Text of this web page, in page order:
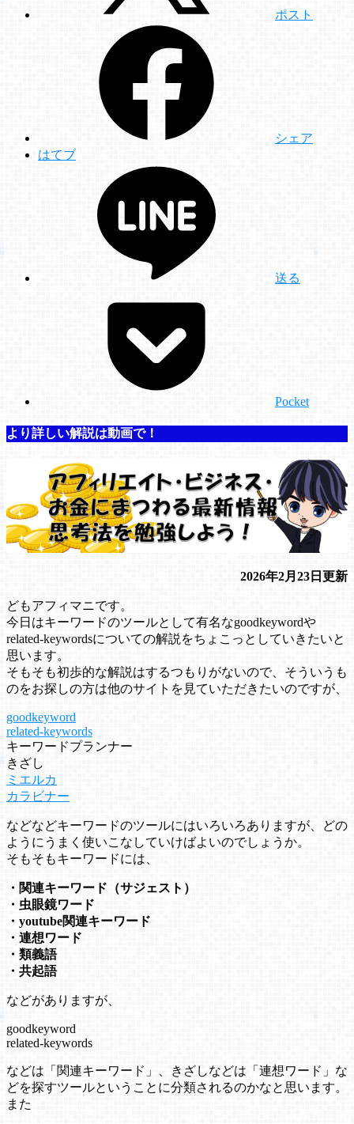
ポスト
シェア
はてブ
送る
Pocket
より詳しい解説は動画で！
2026年2月23日更新
どもアフィマニです。
今日はキーワードのツールとして有名なgoodkeywordや
related-keywordsについての解説をちょこっとしていきたいと
思います。
そもそも初歩的な解説はするつもりがないので、そういうも
のをお探しの方は他のサイトを見ていただきたいのですが、
goodkeyword
related-keywords
キーワードプランナー
きざし
ミエルカ
カラビナー
などなどキーワードのツールにはいろいろありますが、どの
ようにうまく使いこなしていけばよいのでしょうか。
そもそもキーワードには、
・関連キーワード（サジェスト）
・虫眼鏡ワード
・youtube関連キーワード
・連想ワード
・類義語
・共起語
などがありますが、
goodkeyword
related-keywords
などは「関連キーワード」、きざしなどは「連想ワード」な
どを探すツールということに分類されるのかなと思います。
また